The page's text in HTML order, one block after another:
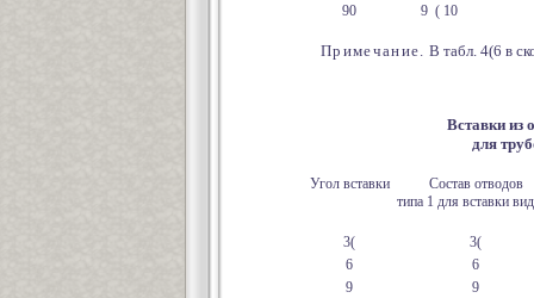
90
9 ( 10
Примечание. В табл. 4(6 в
Вставки из
для
Угол вставки
Состав отводов
типа 1 для вставки
3(
3(
6
6
9
9